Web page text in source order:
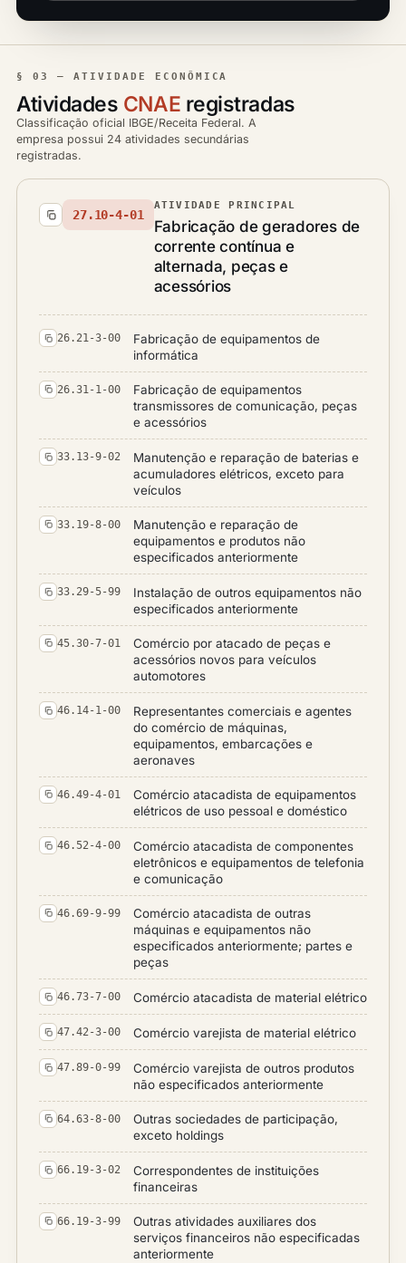
§ 03 — ATIVIDADE ECONÔMICA
Atividades CNAE registradas
Classificação oficial IBGE/Receita Federal. A
empresa possui 24 atividades secundárias
registradas.
27.10-4-01
ATIVIDADE PRINCIPAL
Fabricação de geradores de
corrente contínua e
alternada, peças e
acessórios
26.21-3-00
Fabricação de equipamentos de
informática
26.31-1-00
Fabricação de equipamentos
transmissores de comunicação, peças
e acessórios
33.13-9-02
Manutenção e reparação de baterias e
acumuladores elétricos, exceto para
veículos
33.19-8-00
Manutenção e reparação de
equipamentos e produtos não
especificados anteriormente
33.29-5-99
Instalação de outros equipamentos não
especificados anteriormente
45.30-7-01
Comércio por atacado de peças e
acessórios novos para veículos
automotores
46.14-1-00
Representantes comerciais e agentes
do comércio de máquinas,
equipamentos, embarcações e
aeronaves
46.49-4-01
Comércio atacadista de equipamentos
elétricos de uso pessoal e doméstico
46.52-4-00
Comércio atacadista de componentes
eletrônicos e equipamentos de telefonia
e comunicação
46.69-9-99
Comércio atacadista de outras
máquinas e equipamentos não
especificados anteriormente; partes e
peças
46.73-7-00 Comércio atacadista de material elétrico
47.42-3-00 Comércio varejista de material elétrico
47.89-0-99
Comércio varejista de outros produtos
não especificados anteriormente
64.63-8-00
Outras sociedades de participação,
exceto holdings
66.19-3-02
Correspondentes de instituições
financeiras
66.19-3-99
Outras atividades auxiliares dos
serviços financeiros não especificadas
anteriormente